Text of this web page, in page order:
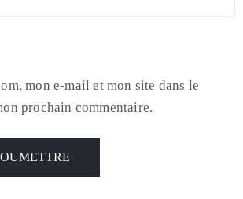
mon e-mail et mon site dans le
prochain commentaire.